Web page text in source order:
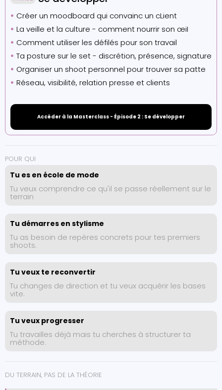
• Créer un moodboard qui convainc un cLient
• La veille et la culture - comment nourrir son œiI
• Comment utiliser les défilés pour son travail
• Ta posture sur le set - discrétion, présence, signature
• Organiser un shoot personnel pour trouver sa patte
• Réseau, visibilité, relation presse et clients
Accéder à la Masterclass - Épisode 2 : Se développer
POUR QUI
Tu es en école de mode
Tu veux comprendre ce qu'il se passe réellement sur le
terrain
Tu démarres en stylisme
Tu as besoin de repères concrets pour tes premiers
shoots.
Tu veux te reconvertir
Tu changes de direction et tu veux acquérir les bases
vite.
Tu veux progresser
Tu travailles déjà mais tu cherches à structurer ta
méthode.
DU TERRAIN, PAS DE LA THÉORIE